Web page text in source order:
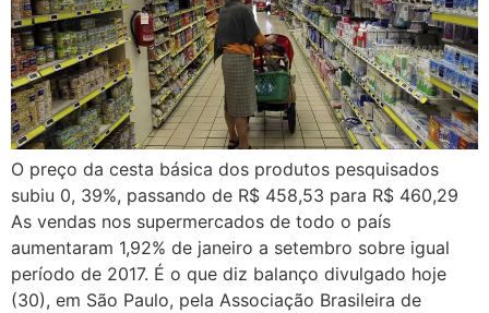
O preço da cesta básica dos produtos pesquisados
subiu 0, 39%, passando de R$ 458,53 para R$ 460,29
As vendas nos supermercados de todo o país
aumentaram 1,92% de janeiro a setembro sobre igual
período de 2017. É o que diz balanço divulgado hoje
(30), em São Paulo, pela Associação Brasileira de